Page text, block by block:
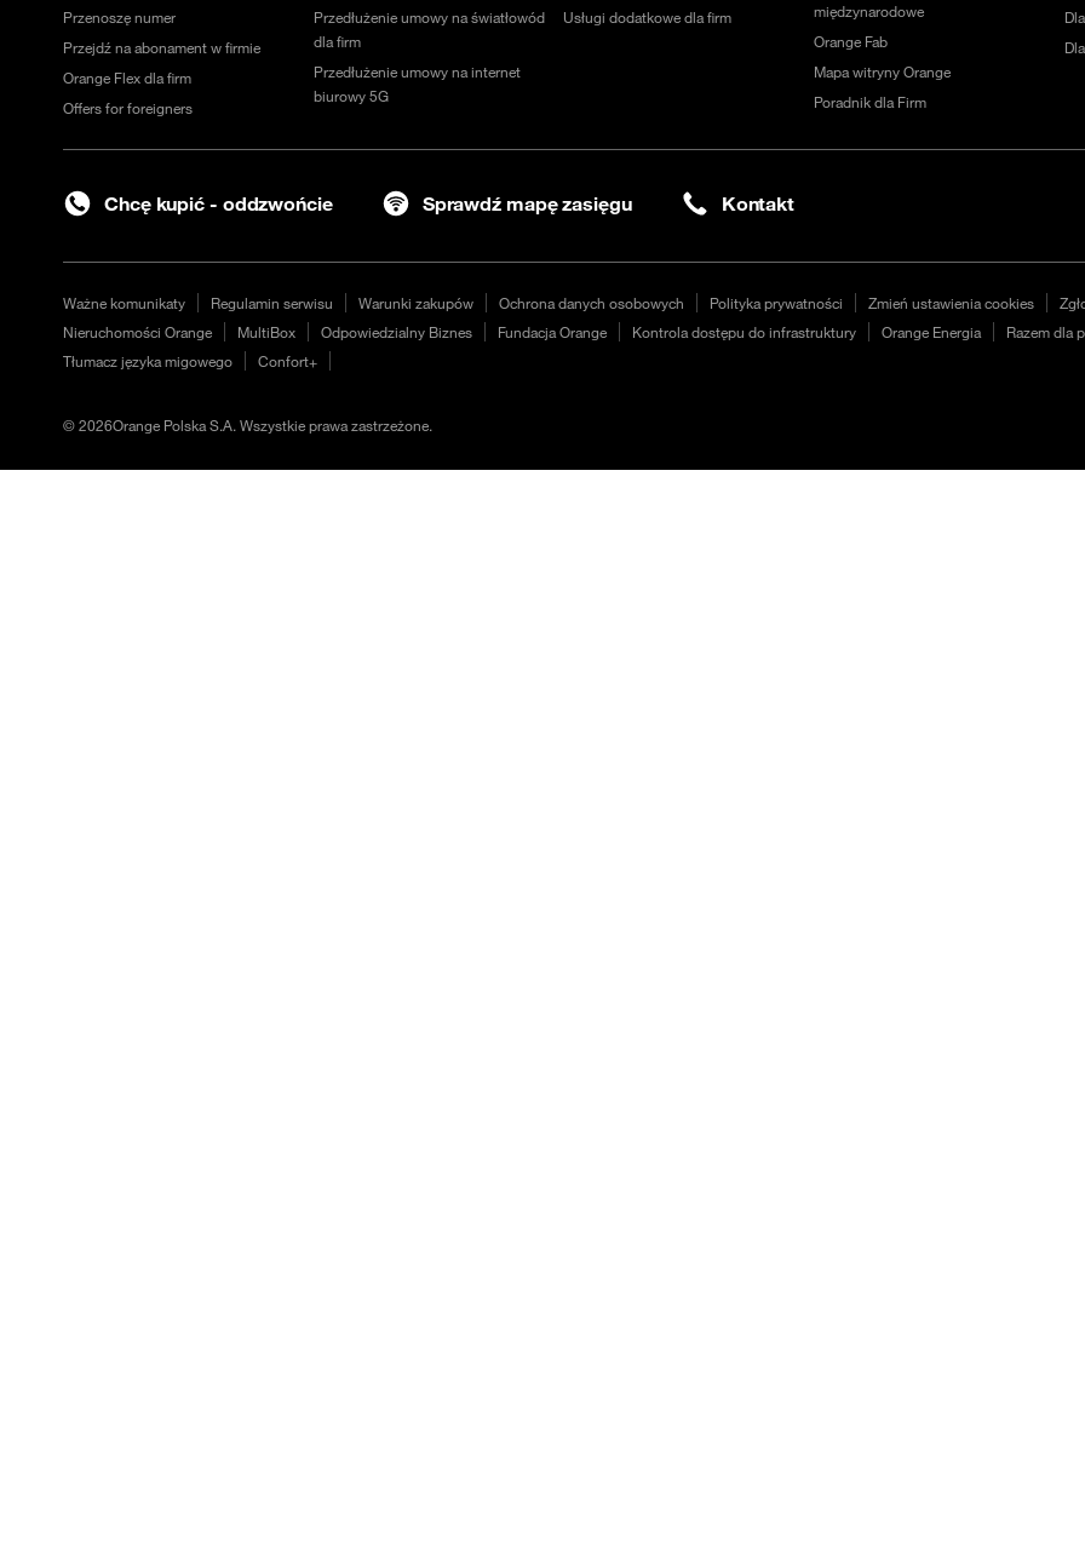
Przenoszę numer
Przejdź na abonament w firmie
Orange Flex dla firm
Offers for foreigners
Przedłużenie umowy na światłowód
dla firm
Przedłużenie umowy na internet
biurowy 5G
Usługi dodatkowe dla firm
międzynarodowe
Orange Fab
Mapa witryny Orange
Poradnik dla Firm
Chcę kupić - oddzwońcie Sprawdź mapę zasięgu Kontakt
Ważne komunikaty Regulamin serwisu Warunki zakupów Ochrona danych osobowych Polityka prywatności Zmień ustawienia cookies
Nieruchomości Orange
MultiBox Odpowiedzialny Biznes Fundacja Orange Kontrola dostępu do infrastruktury Orange Energia Razem dla
Tłumacz języka migowego
Confort+
©2026Orange Polska S.A. Wszystkie prawa zastrzeżone.